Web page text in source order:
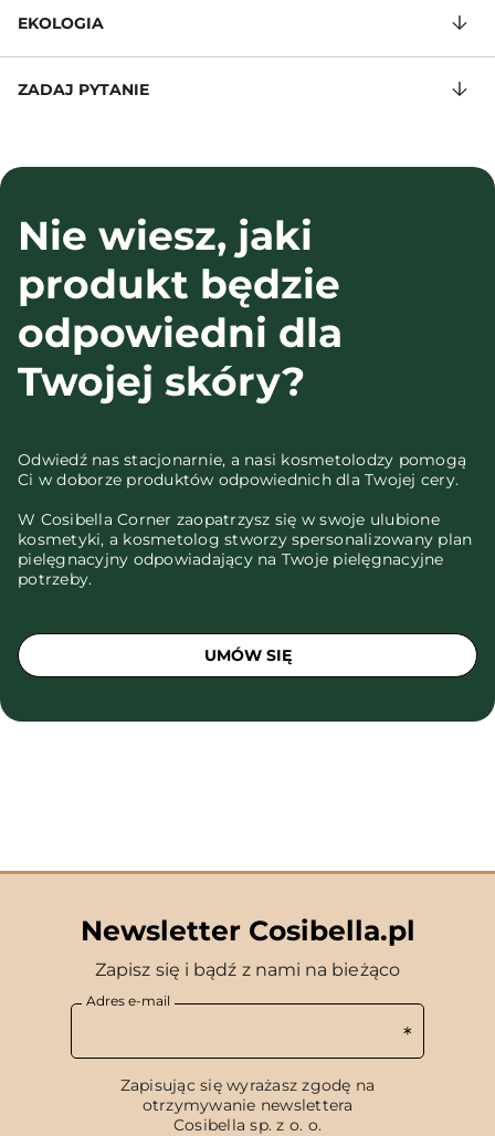
EKOLOGIA
ZADAJ PYTANIE
Nie wiesz, jaki
produkt będzie
odpowiedni dla
Twojej skóry?
Odwiedź nas stacjonarnie, a nasi kosmetolodzy pomogą
Ci w doborze produktów odpowiednich dla Twojej cery.
W Cosibella Corner zaopatrzysz się w swoje ulubione
kosmetyki, a kosmetolog stworzy spersonalizowany plan
pielęgnacyjny odpowiadający na Twoje pielęgnacyjne
potrzeby.
UMÓW SIĘ
Newsletter Cosibella.pl
Zapisz się i bądź z nami na bieżąco
Adres e-mail
Zapisując się wyrażasz zgodę na
otrzymywanie newslettera
Cosibella sp. z o. o.